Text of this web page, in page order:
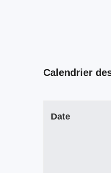
Calendrier
Date